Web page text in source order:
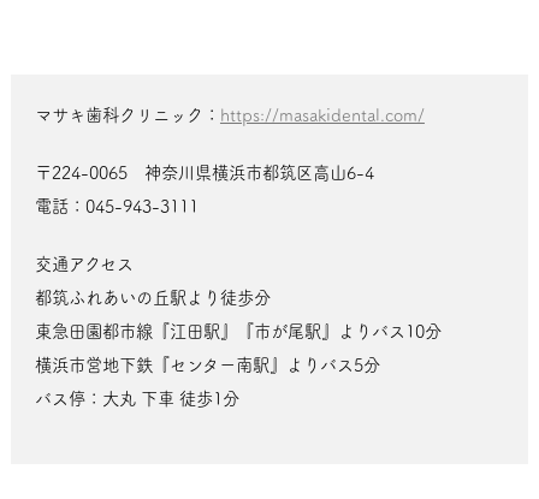
マサキ歯科クリニック： https://masakidental.com/
〒224-0065 神奈川県横浜市都筑区高山6-4
電話：045-943-3111
交通アクセス
都筑ふれあいの丘駅より徒歩分
東急田園都市線『江田駅』『市が尾駅』よりバス10分
横浜市営地下鉄『センター南駅』よりバス5分
バス停：大丸 下車 徒歩1分